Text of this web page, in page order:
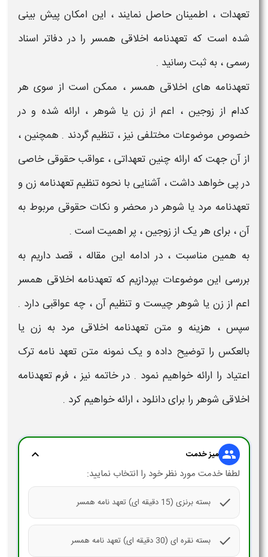
تعهدات ، اطمینان حاصل نمایند ، این امکان پیش بینی
شده است که تعهدنامه اخلاقی همسر را در دفاتر اسناد
رسمی ، به ثبت رسانید .
تعهدنامه های اخلاقی همسر ، ممکن است از سوی هر
کدام از زوجین ، اعم از زن یا شوهر ، ارائه شده و در
خصوص موضوعات مختلفی نیز ، تنظیم گردند . همچنین ،
از آن جهت که ارائه چنین تعهداتی ، عواقبحقوقی خاصی
در پی خواهد داشت ، آشنایی با نحوه تنظیمتعهدنامه زن و
تعهدنامه مرد یا شوهر در محضر و نکات حقوقی مربوط به
آن ، برای هر یک اززوجین، پر اهمیت است .
به همین مناسبت ، در ادامه این مقاله ، قصد داریم به
بررسی این موضوعات بپردازیم که تعهدنامه اخلاقی همسر
اعم از زن یا شوهر چیست و تنظیم آن ، چه عواقبی دارد .
سپس ، هزینه و متن تعهدنامه اخلاقی مرد به زن یا
بالعکس را توضیح داده و یک نمونه متن تعهد نامه ترک
اعتیاد را ارائه خواهیم نمود . در خاتمه نیز ، فرم تعهدنامه
اخلاقی شوهر را برایدانلود ، ارائه خواهیم کرد .
group میز خدمت expand_more
لطفا خدمت مورد نظر خود را انتخاب نمایید:
check بسته برنزی (15 دقیقه ای) تعهد نامه همسر
check بسته نقره ای (30 دقیقه ای) تعهد نامه همسر